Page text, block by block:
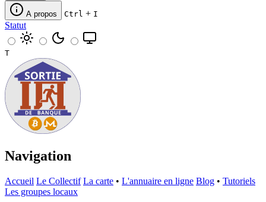
A propos Ctrl + I
Statut
T
Navigation
Accueil Le Collectif La carte • L'annuaire en ligne Blog • Tutoriels
Les groupes locaux